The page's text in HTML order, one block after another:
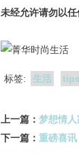
未经允许请勿以
标签: 生活 tips
上一篇： 梦想情
下一篇： 重磅喜